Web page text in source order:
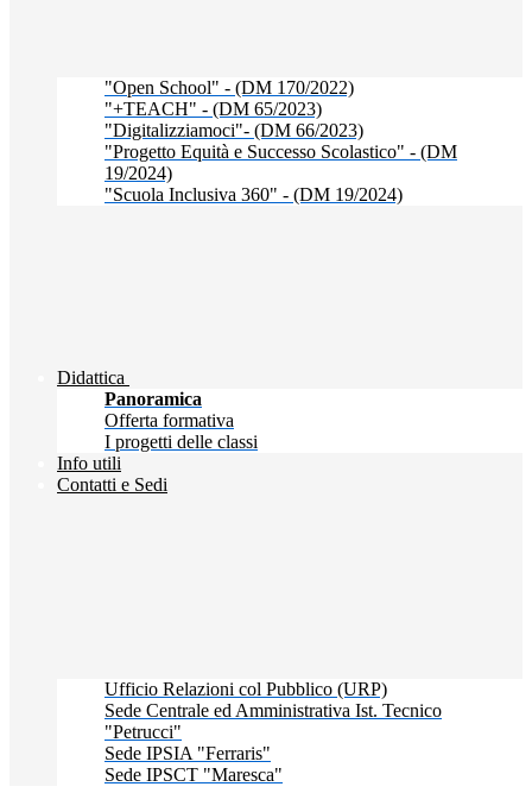
"Open School" - (DM 170/2022)
"+TEACH" - (DM 65/2023)
"Digitalizziamoci"- (DM 66/2023)
"Progetto Equità e Successo Scolastico" - (DM
19/2024)
"Scuola Inclusiva 360" - (DM 19/2024)
Didattica
Panoramica
Offerta formativa
I progetti delle classi
Info utili
Contatti e Sedi
Ufficio Relazioni col Pubblico (URP)
Sede Centrale ed Amministrativa Ist. Tecnico
"Petrucci"
Sede IPSIA "Ferraris"
Sede IPSCT "Maresca"